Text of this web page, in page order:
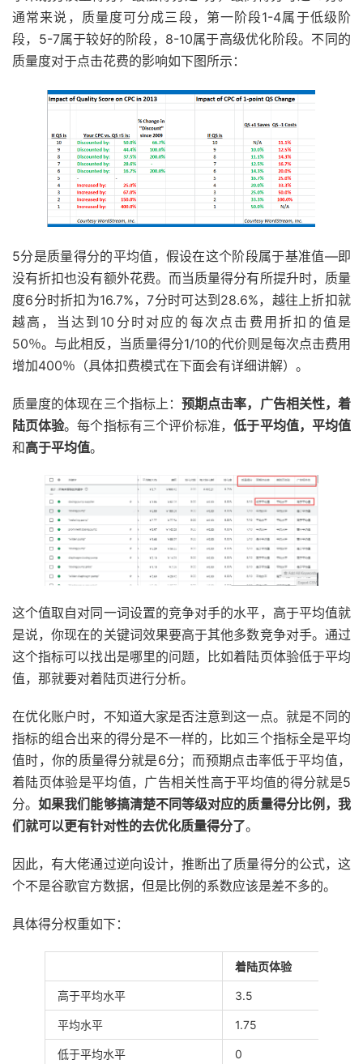
通常来说，质量度可分成三段，第一阶段1-4属于低级阶
段，5-7属于较好的阶段，8-10属于高级优化阶段。不同的
质量度对于点击花费的影响如下图所示：
5分是质量得分的平均值，假设在这个阶段属于基准值—即
没有折扣也没有额外花费。而当质量得分有所提升时，质量
度6分时折扣为16.7%，7分时可达到28.6%，越往上折扣就
越高，当达到10分时对应的每次点击费用折扣的值是
50％。与此相反，当质量得分1/10的代价则是每次点击费用
增加400％（具体扣费模式在下面会有详细讲解）。
质量度的体现在三个指标上：预期点击率，广告相关性，着
陆页体验。每个指标有三个评价标准，低于平均值，平均值
和高于平均值。
这个值取自对同一词设置的竞争对手的水平，高于平均值就
是说，你现在的关键词效果要高于其他多数竞争对手。通过
这个指标可以找出是哪里的问题，比如着陆页体验低于平均
值，那就要对着陆页进行分析。
在优化账户时，不知道大家是否注意到这一点。就是不同的
指标的组合出来的得分是不一样的，比如三个指标全是平均
值时，你的质量得分就是6分；而预期点击率低于平均值，
着陆页体验是平均值，广告相关性高于平均值的得分就是5
分。如果我们能够搞清楚不同等级对应的质量得分比例，我
们就可以更有针对性的去优化质量得分了。
因此，有大佬通过逆向设计，推断出了质量得分的公式，这
个不是谷歌官方数据，但是比例的系数应该是差不多的。
具体得分权重如下：
着陆页体验
高于平均水平 3.5
平均水平 1.75
低于平均水平 0